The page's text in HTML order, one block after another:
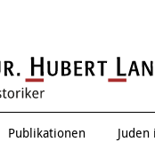
Thema
Publikationen